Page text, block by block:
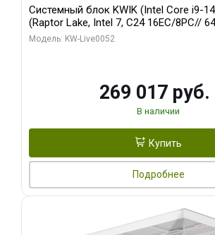
Системный блок KWIK (Intel Core i9-
(Raptor Lake, Intel 7, C24 16EC/8PC//
модуля)/ Palit RTX5080 GAMINGPRO OC
Модель: KW-Live0052
269 017 руб.
В наличии
Купить
Подробнее